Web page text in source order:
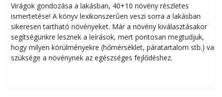
Virágok gondozása a lakásban, 40+10 növény részletes
ismertetése! A könyv lexikonszerűen veszi sorra a lakásban
sikeresen tart­ha­tó növényeket. Már a növény kiválasztásakor
segítségünkre lesznek a leírások, mert pontosan megtudjuk,
hogy milyen körülményekre (hőmérséklet, páratartalom stb.) van
szüksége a növénynek az egészséges fejlődéshez.